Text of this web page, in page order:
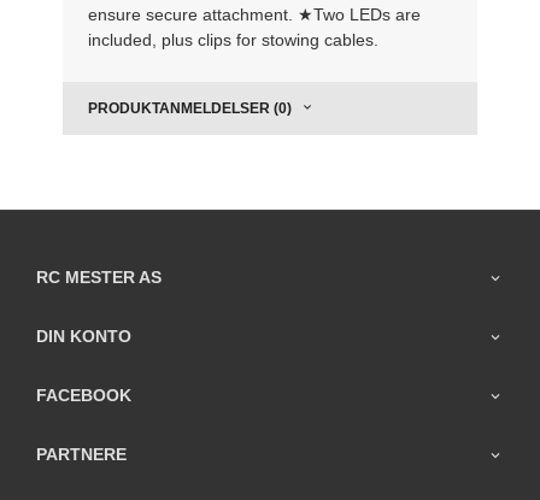
ensure secure attachment. ★Two LEDs are
included, plus clips for stowing cables.
PRODUKTANMELDELSER (0)
RC MESTER AS
DIN KONTO
FACEBOOK
PARTNERE